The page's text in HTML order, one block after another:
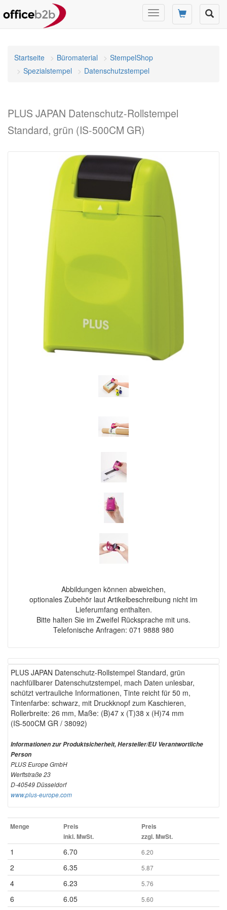
Navigation
umschalten
Startseite Büromaterial
StempelShop
Spezialstempel
Datenschutzstempel
PLUS JAPAN Datenschutz-Rollstempel
Standard, grün (IS-500CM GR)
Abbildungen können abweichen,
optionales Zubehör laut Artikelbeschreibung nicht im
Lieferumfang enthalten.
Bitte halten Sie im Zweifel Rücksprache mit uns.
Telefonische Anfragen: 071 9888 980
PLUS JAPAN Datenschutz-Rollstempel Standard, grün
nachfüllbarer Datenschutzstempel, mach Daten unlesbar,
schützt vertrauliche Informationen, Tinte reicht für 50 m,
Tintenfarbe: schwarz, mit Druckknopf zum Kaschieren,
Rollerbreite: 26 mm, Maße: (B)47 x (T)38 x (H)74 mm
(IS-500CM GR / 38092)
Informationen zur Produktsicherheit, Hersteller/EU Verantwortliche
Person
PLUS Europe GmbH
Werftstraße 23
D-40549 Düsseldorf
www.plus-europe.com
Menge
Preis
inkl. MwSt.
Preis
zzgl. MwSt.
1 6.70 6.20
2 6.35 5.87
4 6.23 5.76
6 6.05 5.60